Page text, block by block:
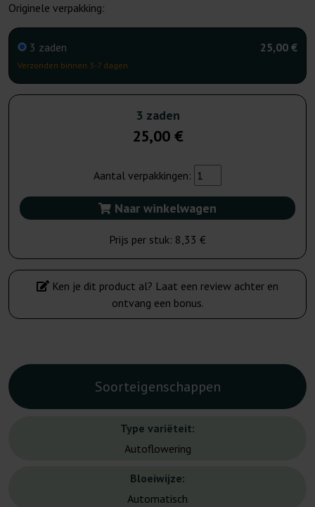
Originele verpakking:
3 zaden
Verzonden binnen 3-7 dagen
25,00 €
3 zaden
25,00 €
Aantal verpakkingen:
Naar winkelwagen
Prijs per stuk: 8,33 €
Ken je dit product al? Laat een review achter en
ontvang een bonus.
Soorteigenschappen
Type variëteit:
Autoflowering
Bloeiwijze:
Automatisch